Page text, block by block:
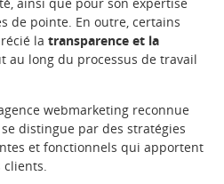
de pointe. En outre, certains
latransparence et la
au long du processus de travail
webmarketing reconnue
distingue par des stratégies
et fonctionnels qui apportent
clients.